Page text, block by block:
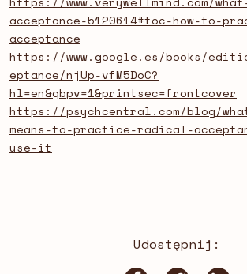
acceptance-5120614#toc-how-to-
acceptance
https://www.google.es/books/
eptance/njUp-vfM5DoC?
hl=en&gbpv=1&printsec=frontcover
https://psychcentral.com/blog/
means-to-practice-radical-
use-it
Udostępnij: